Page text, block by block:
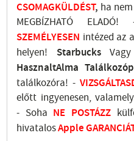
CSOMAGKÜLDÉST, ha
MEGBÍZHATÓ
SZEMÉLYESEN intézed az
helyen! StarbucksVagy
HasznaltAlma
találkozóra! -
előtt ingyenesen,
- Soha NE POSTÁZZ
hivatalosApple